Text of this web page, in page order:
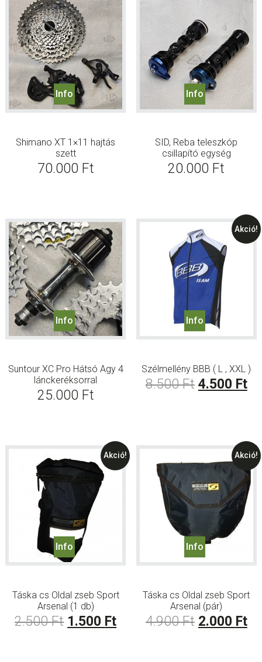
Info
Shimano XT 1×11 hajtás
szett
70.000 Ft
Info
SID, Reba teleszkóp
csillapító egység
20.000 Ft
Info
Suntour XC Pro Hátsó Agy 4
lánckeréksorral
25.000 Ft
Akció!
Info
Szélmellény BBB ( L , XXL )
8.500Ft Original
8.500 Ft.
4.500 Ft
Akció!
Info
Táska cs Oldal zseb Sport
Arsenal (1 db)
2.500Ft Original
1.500 FtCurrent
Akció!
Info
Táska cs Oldal zseb Sport
Arsenal (pár)
4.900Ft Original
2.000 Ft